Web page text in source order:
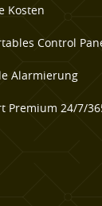
Kosten
Control
Alarmierung
Premium 24/7/